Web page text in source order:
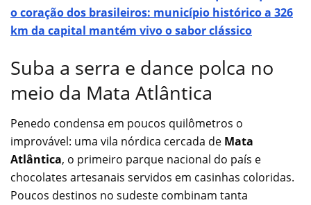
o coração dos brasileiros: município histórico a 326
km da capital mantém vivo o sabor clássico
Suba a serra e dance polca no
meio da Mata Atlântica
Penedo condensa em poucos quilômetros o
improvável: uma vila nórdica cercada de Mata
Atlântica, o primeiro parque nacional do país e
chocolates artesanais servidos em casinhas coloridas.
Poucos destinos no sudeste combinam tanta